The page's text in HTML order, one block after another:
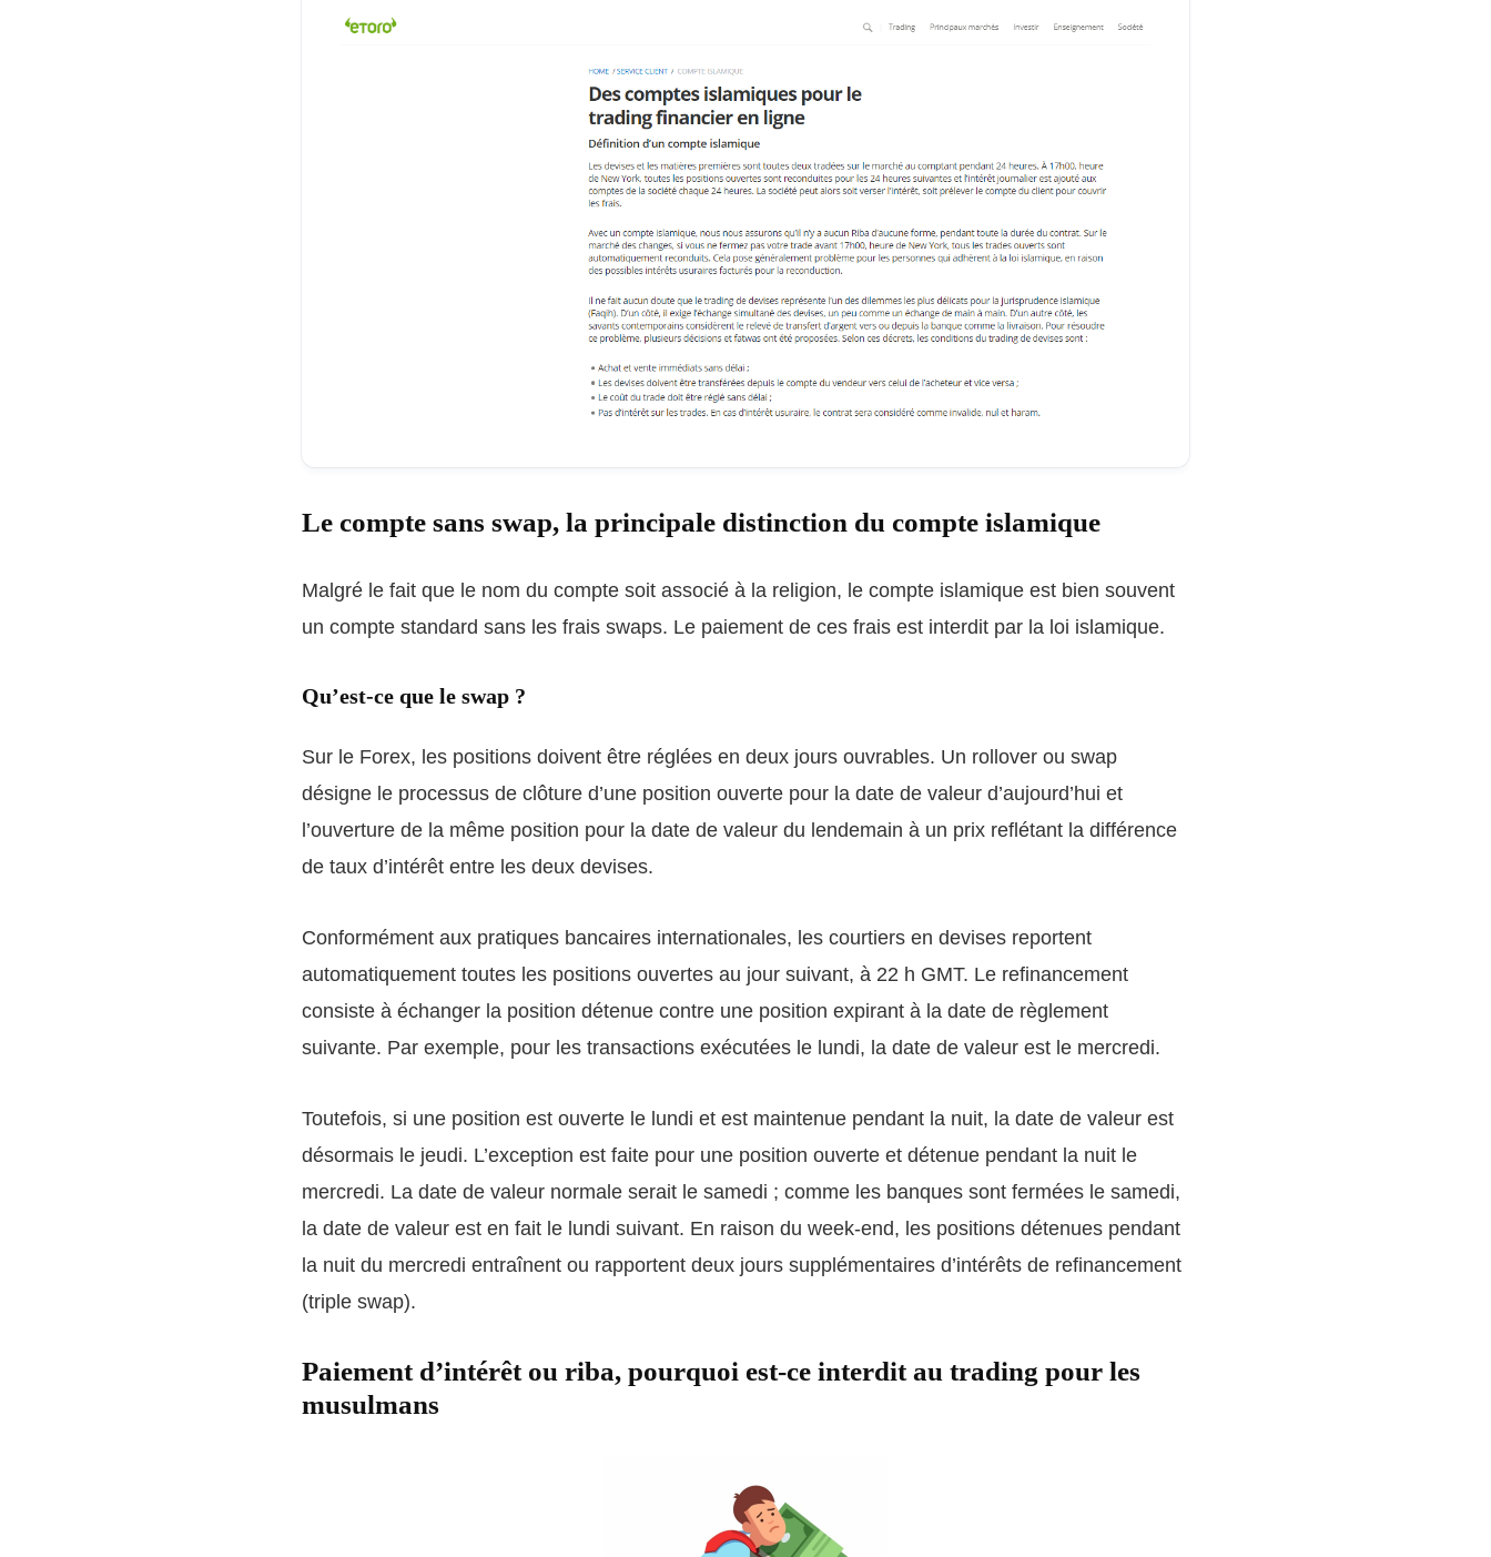
Le compte sans swap, la principale distinction du compte islamique
Malgré le fait que le nom du compte soit associé à la religion, le compte islamique est bien souvent
un compte standard sans les frais swaps. Le paiement de ces frais est interdit par la loi islamique.
Qu’est-ce que le swap ?
Sur le Forex, les positions doivent être réglées en deux jours ouvrables. Un rollover ou swap
désigne le processus de clôture d’une position ouverte pour la date de valeur d’aujourd’hui et
l’ouverture de la même position pour la date de valeur du lendemain à un prix reflétant la différence
de taux d’intérêt entre les deux devises.
Conformément aux pratiques bancaires internationales, les courtiers en devises reportent
automatiquement toutes les positions ouvertes au jour suivant, à 22 h GMT. Le refinancement
consiste à échanger la position détenue contre une position expirant à la date de règlement
suivante. Par exemple, pour les transactions exécutées le lundi, la date de valeur est le mercredi.
Toutefois, si une position est ouverte le lundi et est maintenue pendant la nuit, la date de valeur est
désormais le jeudi. L’exception est faite pour une position ouverte et détenue pendant la nuit le
mercredi. La date de valeur normale serait le samedi ; comme les banques sont fermées le samedi,
la date de valeur est en fait le lundi suivant. En raison du week-end, les positions détenues pendant
la nuit du mercredi entraînent ou rapportent deux jours supplémentaires d’intérêts de refinancement
(triple swap).
Paiement d’intérêt ou riba, pourquoi est-ce interdit au trading pour les
musulmans